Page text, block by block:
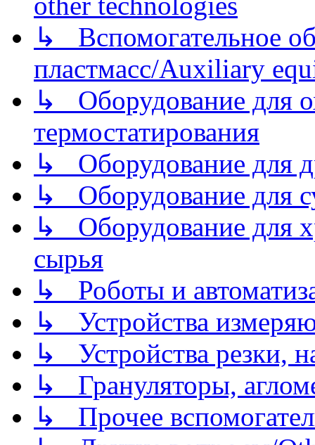
↳ Вспомогательное
пластмасс/Auxiliary
↳ Оборудование для
термостатирования
↳ Оборудование для
↳ Оборудование для
↳ Оборудование для
сырья
↳ Роботы и
↳ Устройства
↳ Устройства резки,
↳ Грануляторы,
↳ Прочее